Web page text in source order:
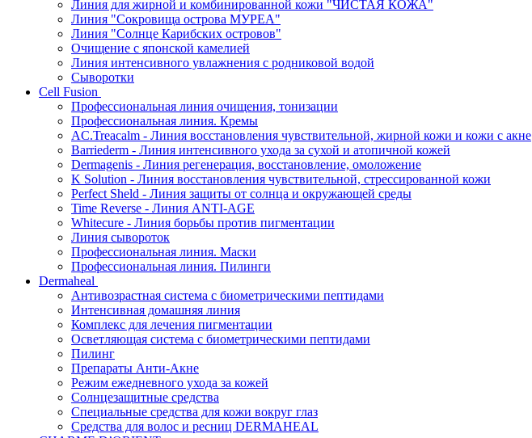
Линия для жирной и комбинированной кожи "ЧИСТАЯ КОЖА"
Линия "Сокровища острова МУРЕА"
Линия "Солнце Карибских островов"
Очищение с японской камелией
Линия интенсивного увлажнения с родниковой водой
Сыворотки
Cell Fusion
Профессиональная линия очищения, тонизации
Профессиональная линия. Кремы
AC.Treacalm - Линия восстановления чувствительной, жирной кожи и кожи с акне
Barriederm - Линия интенсивного ухода за сухой и атопичной кожей
Dermagenis - Линия регенерация, восстановление, омоложение
K Solution - Линия восстановления чувствительной, стрессированной кожи
Perfect Sheld - Линия защиты от солнца и окружающей среды
Time Reverse - Линия ANTI-AGE
Whitecure - Линия борьбы против пигментации
Линия сывороток
Профессиональная линия. Маски
Профессиональная линия. Пилинги
Dermaheal
Антивозрастная система с биометрическими пептидами
Интенсивная домашняя линия
Комплекс для лечения пигментации
Осветляющая система с биометрическими пептидами
Пилинг
Препараты Анти-Акне
Режим ежедневного ухода за кожей
Солнцезащитные средства
Специальные средства для кожи вокруг глаз
Средства для волос и ресниц DERMAHEAL